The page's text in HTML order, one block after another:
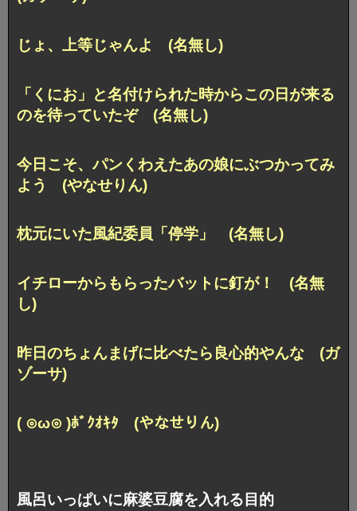
じょ、上等じゃんよ (名無し)
「くにお」と名付けられた時からこの日が来る
のを待っていたぞ (名無し)
今日こそ、パンくわえたあの娘にぶつかってみ
よう (やなせりん)
枕元にいた風紀委員「停学」 (名無し)
イチローからもらったバットに釘が！ (名無
し)
昨日のちょんまげに比べたら良心的やんな (ガ
ゾーサ)
( ⊙ω⊙ )ﾎﾞｸｵｷﾀ (やなせりん)
風呂いっぱいに麻婆豆腐を入れる目的